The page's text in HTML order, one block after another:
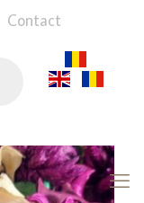
Contact